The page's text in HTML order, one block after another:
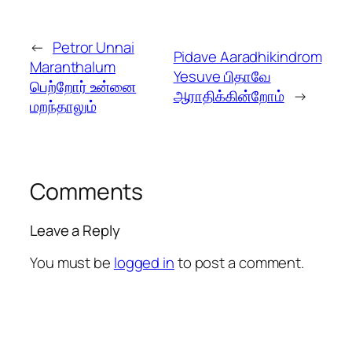
← Petror Unnai
Maranthalum
பெற்றோர் உன்னை
மறந்தாலும்
Pidave Aaradhikindrom
Yesuve பிதாவே
ஆராதிக்கின்றோம் →
Comments
Leave a Reply
You must be logged into post a comment.